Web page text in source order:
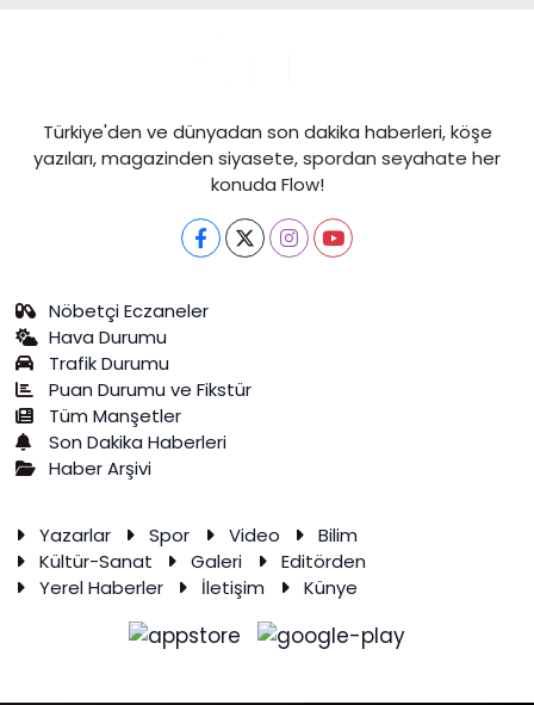
Türkiye'den ve dünyadan son dakika haberleri, köşe
yazıları, magazinden siyasete, spordan seyahate her
konuda Flow!
Nöbetçi Eczaneler
Hava Durumu
Trafik Durumu
Puan Durumu ve Fikstür
Tüm Manşetler
Son Dakika Haberleri
Haber Arşivi
Yazarlar Spor Video
Bilim
Kültür-Sanat
Galeri
Editörden
Yerel Haberler
İletişim Künye